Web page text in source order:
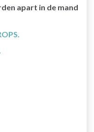
apart in de mand